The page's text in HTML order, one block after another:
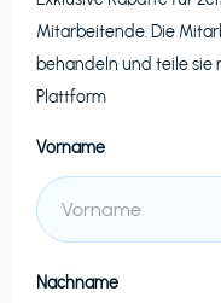
Mitarbeitende. Die
behandeln und teile sie
Plattform
Vorname
Nachname